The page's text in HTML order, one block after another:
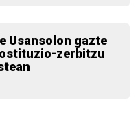
Usansolon gazte
zerbitzu